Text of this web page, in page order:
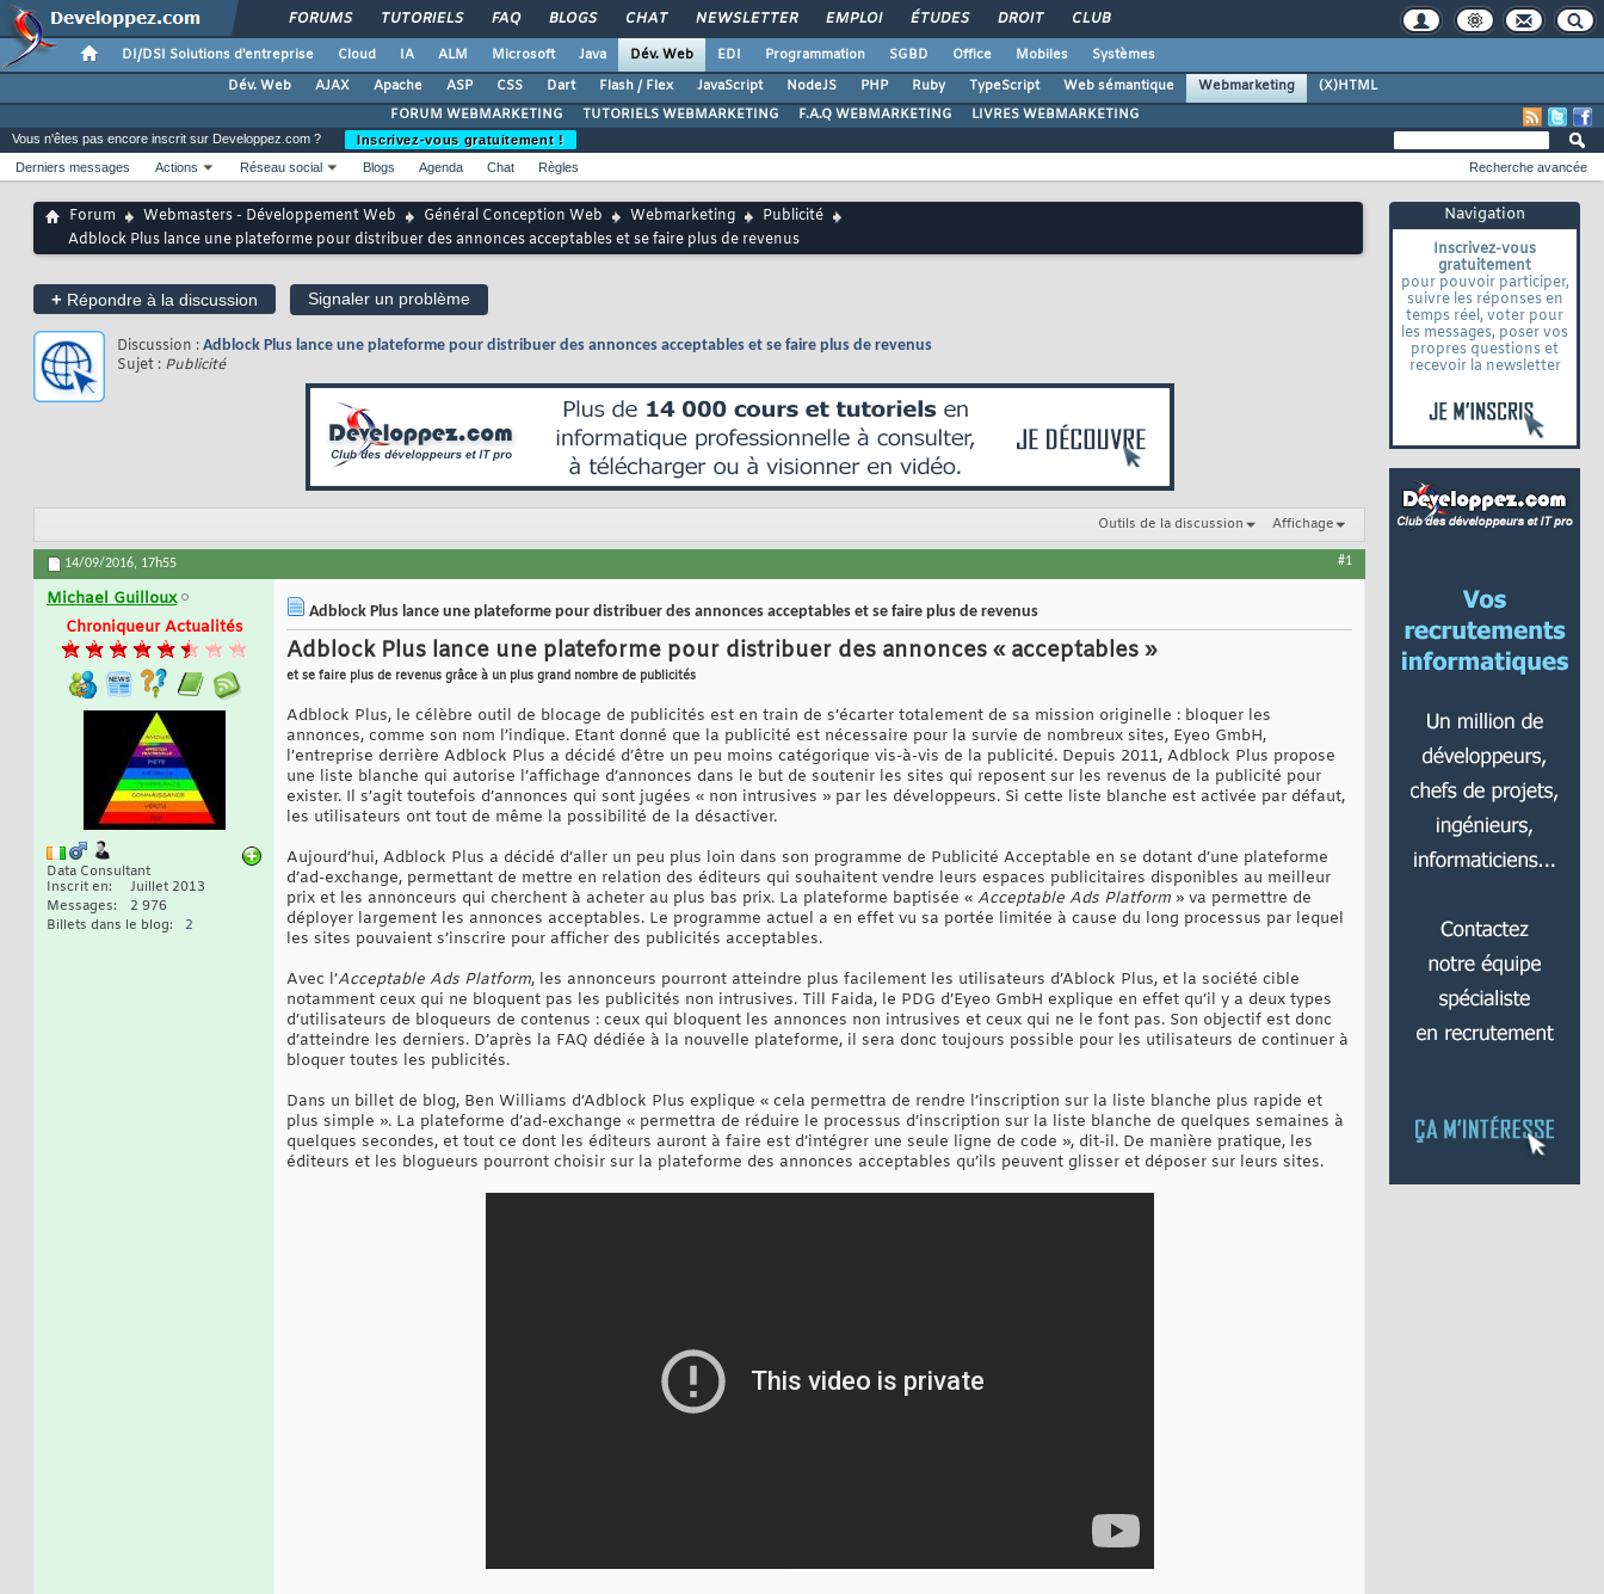
FORUMS TUTORIELS FAQ BLOGS CHAT NEWSLETTER EMPLOI ÉTUDES DROIT CLUB
DI/DSI Solutions d'entreprise Cloud IA ALM Microsoft Java Dév. Web EDI Programmation SGBD Office Mobiles
Systèmes
Dév. Web
AJAX Apache ASP CSS Dart Flash / Flex JavaScript NodeJS PHP Ruby TypeScript Web sémantique Webmarketing
(X)HTML
FORUM WEBMARKETING
TUTORIELS WEBMARKETING F.A.Q WEBMARKETING LIVRES WEBMARKETING
Navigation
Inscrivez-vous
gratuitement
pour pouvoir participer,
suivre les réponses en
temps réel, voter pour
les messages, poser vos
propres questions et
recevoir la newsletter
Vous n'êtes pas encore inscrit sur Developpez.com ?
Inscrivez-vous gratuitement !
Derniers messages
Actions Réseau social Blogs Agenda Chat Règles Recherche avancée
Forum Webmasters - Développement Web Général Conception Web Webmarketing
Publicité
Adblock Plus lance une plateforme pour distribuer des annonces acceptables et se faire plus de revenus
+ Répondre à la discussion Signaler un problème
Discussion : Adblock Plus lance une plateforme pour distribuer des annonces acceptables et se faire plus de revenus
Sujet : Publicité
Outils de la discussion Affichage
14/09/2016, 17h55 #1
Michael Guilloux
Chroniqueur Actualités
Data Consultant
Inscrit en
Juillet 2013
Messages
2 976
Billets dans le blog
2
Adblock Plus lance une plateforme pour distribuer des annonces acceptables et se faire plus de revenus
Adblock Plus lance une plateforme pour distribuer des annonces « acceptables »
et se faire plus de revenus grâce à un plus grand nombre de publicités
Adblock Plus, le célèbre outil de blocage de publicités est en train de s’écarter totalement de sa mission originelle : bloquer les
annonces, comme son nom l’indique. Etant donné que la publicité est nécessaire pour la survie de nombreux sites, Eyeo GmbH,
l’entreprise derrière Adblock Plus a décidé d’être un peu moins catégorique vis-à-vis de la publicité. Depuis 2011, Adblock Plus propose
une liste blanche qui autorise l’affichage d’annonces dans le but de soutenir les sites qui reposent sur les revenus de la publicité pour
exister. Il s’agit toutefois d’annonces qui sont jugées « non intrusives » par les développeurs. Si cette liste blanche est activée par défaut,
les utilisateurs ont tout de même la possibilité de la désactiver.
Aujourd’hui, Adblock Plus a décidé d’aller un peu plus loin dans son programme de Publicité Acceptable en se dotant d’une plateforme
d’ad-exchange, permettant de mettre en relation des éditeurs qui souhaitent vendre leurs espaces publicitaires disponibles au meilleur
prix et les annonceurs qui cherchent à acheter au plus bas prix. La plateforme baptisée « Acceptable Ads Platform » va permettre de
déployer largement les annonces acceptables. Le programme actuel a en effet vu sa portée limitée à cause du long processus par lequel
les sites pouvaient s’inscrire pour afficher des publicités acceptables.
Avec l’Acceptable Ads Platform, les annonceurs pourront atteindre plus facilement les utilisateurs d’Ablock Plus, et la société cible
notamment ceux qui ne bloquent pas les publicités non intrusives. Till Faida, le PDG d’Eyeo GmbH explique en effet qu’il y a deux types
d’utilisateurs de bloqueurs de contenus : ceux qui bloquent les annonces non intrusives et ceux qui ne le font pas. Son objectif est donc
d’atteindre les derniers. D’après la FAQ dédiée à la nouvelle plateforme, il sera donc toujours possible pour les utilisateurs de continuer à
bloquer toutes les publicités.
Dans un billet de blog, Ben Williams d’Adblock Plus explique « cela permettra de rendre l’inscription sur la liste blanche plus rapide et
plus simple ». La plateforme d’ad-exchange « permettra de réduire le processus d’inscription sur la liste blanche de quelques semaines à
quelques secondes, et tout ce dont les éditeurs auront à faire est d’intégrer une seule ligne de code », dit-il. De manière pratique, les
éditeurs et les blogueurs pourront choisir sur la plateforme des annonces acceptables qu’ils peuvent glisser et déposer sur leurs sites.